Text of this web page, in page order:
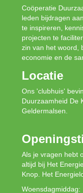
Coöperatie
leden bijdragen
te inspireren,
projecten te
zin van het woord,
economie en de
Locatie
Ons 'clubhuis'
Duurzaamheid De
Geldermalsen.
Als je vragen hebt
altijd bij Het
Knop. Het